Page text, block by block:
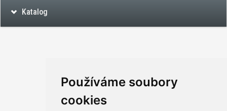
Používáme soubory
cookies
Katalog